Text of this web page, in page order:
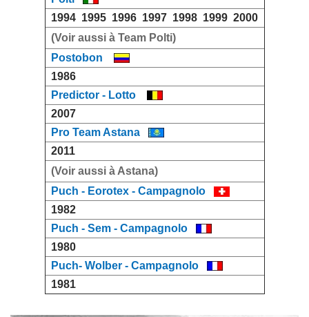
1994 1995 1996 1997 1998 1999 2000
(Voir aussi à Team Polti)
Postobon
1986
Predictor - Lotto
2007
Pro Team Astana
2011
(Voir aussi à Astana)
Puch - Eorotex - Campagnolo
1982
Puch - Sem - Campagnolo
1980
Puch- Wolber - Campagnolo
1981